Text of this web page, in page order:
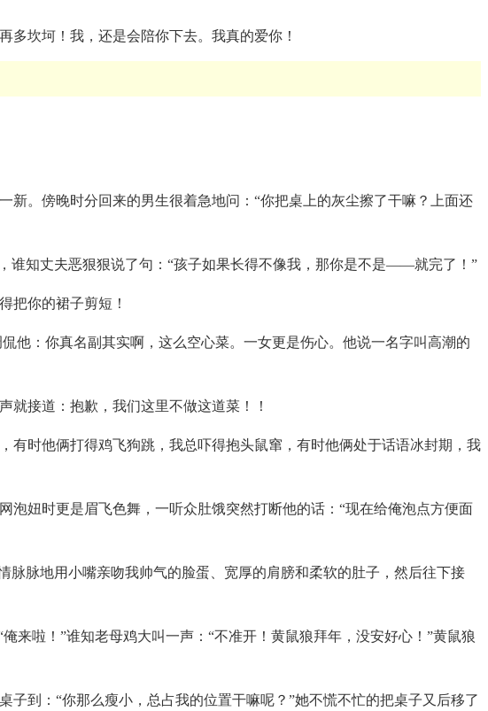
多坎坷！我，还是会陪你下去。我真的爱你！
。傍晚时分回来的男生很着急地问：“你把桌上的灰尘擦了干嘛？上面还
谁知丈夫恶狠狠说了句：“孩子如果长得不像我，那你是不是——就完了！”
把你的裙子剪短！
他：你真名副其实啊，这么空心菜。一女更是伤心。他说一名字叫高潮的
就接道：抱歉，我们这里不做这道菜！！
时他俩打得鸡飞狗跳，我总吓得抱头鼠窜，有时他俩处于话语冰封期，我
妞时更是眉飞色舞，一听众肚饿突然打断他的话：“现在给俺泡点方便面
脉地用小嘴亲吻我帅气的脸蛋、宽厚的肩膀和柔软的肚子，然后往下接
来啦！”谁知老母鸡大叫一声：“不准开！黄鼠狼拜年，没安好心！”黄鼠狼
到：“你那么瘦小，总占我的位置干嘛呢？”她不慌不忙的把桌子又后移了